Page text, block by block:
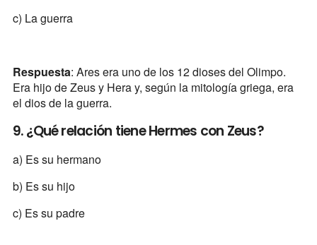
c) La guerra
Respuesta: Ares era uno de los 12 dioses del Olimpo.
Era hijo de Zeus y Hera y, según la mitología griega, era
el dios de la guerra.
9. ¿Qué relación tiene Hermes con Zeus?
a) Es su hermano
b) Es su hijo
c) Es su padre